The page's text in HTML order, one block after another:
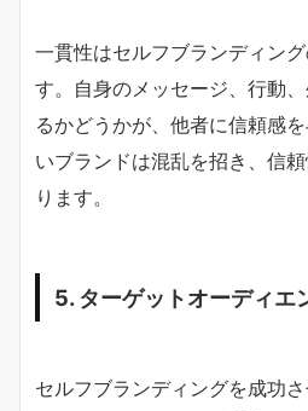
一貫性はセルフブランディン
す。自身のメッセージ、行動
るかどうかが、他者に信頼感
いブランドは混乱を招き、信
ります。
5. ターゲットオーディエ
セルフブランディングを成功